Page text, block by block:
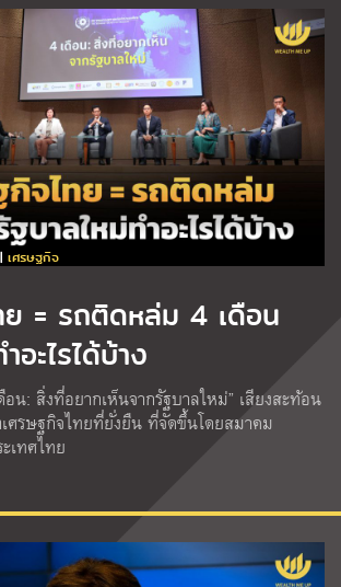
เศรษฐกิจ
ย = รถติดหล่ม 4 เดือน
อะไรได้บ้าง
อน: สิ่งที่อยากเห็นจากรัฐบาลใหม่” เสียงสะท้อน
ศรษฐกิจไทยที่ยั่งยืน ที่จัดขึ้นโดยสมาคม
เทศไทย